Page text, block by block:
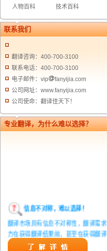
人物百科
技术百科
联系我们
翻译咨询：400-700-3100
联系电话：400-700-3100
电子邮件：vip
fanyijia.com
公司网址：www.fanyijia.com
公司使命：翻译佳天下！
专业翻译，为什么难以选择？
信息不对称，难以选择！
翻译市场具有信息不对称性，翻译需求
方在获得翻译结果前，甚至在获得翻译
结果后，都无法准确判定翻译质量。从
而给劣质翻译者提供了一定生存条件，